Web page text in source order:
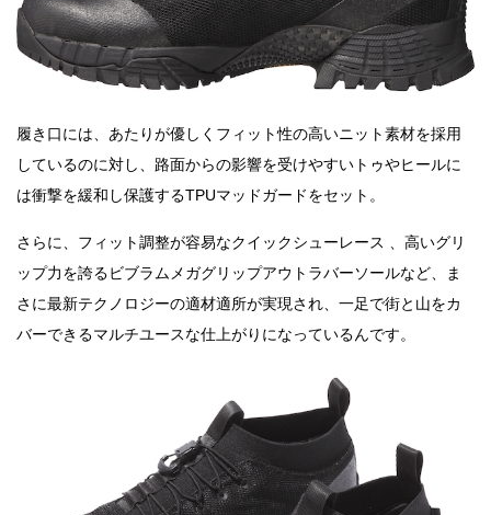
履き口には、あたりが優しくフィット性の高いニット素材を採用
しているのに対し、路面からの影響を受けやすいトゥやヒールに
は衝撃を緩和し保護するTPUマッドガードをセット。
さらに、フィット調整が容易なクイックシューレース 、高いグリ
ップ力を誇るビブラムメガグリップアウトラバーソールなど、ま
さに最新テクノロジーの適材適所が実現され、一足で街と山をカ
バーできるマルチユースな仕上がりになっているんです。